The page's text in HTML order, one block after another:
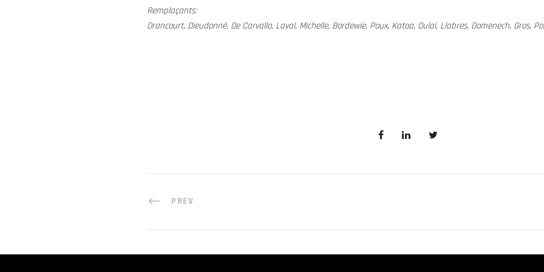
Remplaçants:
Drancourt, Dieudonné, De Carvallo, Laval, Michelle, Bordewie, Poux, Katoa, Oulai, Llabres, Domenech, Gros,
PREV